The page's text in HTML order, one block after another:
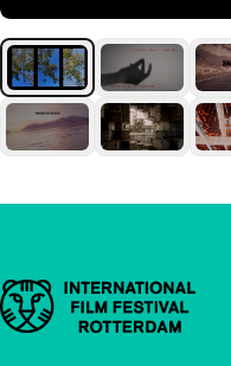
Belangrijke links